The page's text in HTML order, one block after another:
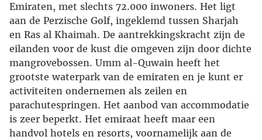
Emiraten, met slechts 72.000 inwoners. Het ligt
aan de Perzische Golf, ingeklemd tussen Sharjah
en Ras al Khaimah. De aantrekkingskracht zijn de
eilanden voor de kust die omgeven zijn door dichte
mangrovebossen. Umm al-Quwain heeft het
grootste waterpark van de emiraten en je kunt er
activiteiten ondernemen als zeilen en
parachutespringen. Het aanbod van accommodatie
is zeer beperkt. Het emiraat heeft maar een
handvol hotels en resorts, voornamelijk aan de